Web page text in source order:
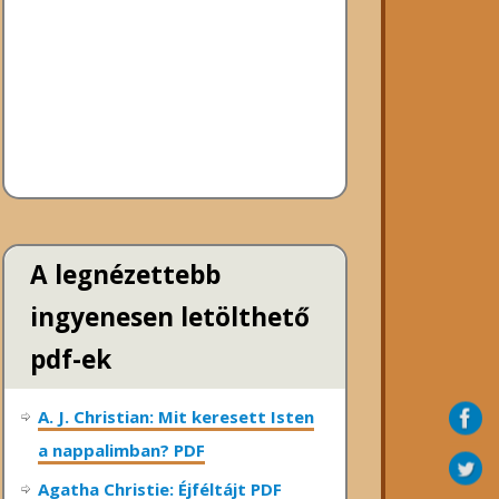
A legnézettebb
ingyenesen letölthető
pdf-ek
A. J. Christian: Mit keresett Isten
a nappalimban? PDF
Agatha Christie: Éjféltájt PDF